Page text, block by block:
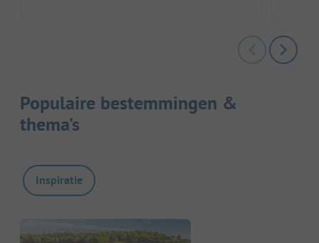
Populaire bestemmingen &
thema’s
Inspiratie